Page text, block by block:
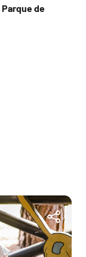
Parque de